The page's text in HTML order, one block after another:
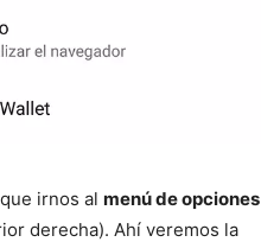
irnos al menú de opciones
derecha). Ahí veremos la